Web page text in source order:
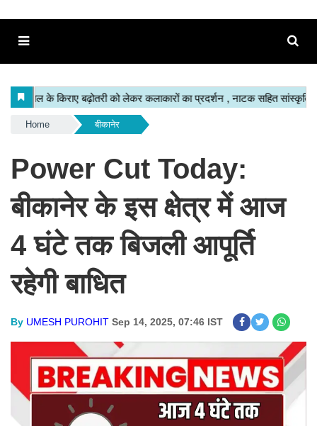
Home बीकानेर
Power Cut Today:
बीकानेर के इस क्षेत्र में आज
4 घंटे तक बिजली आपूर्ति
रहेगी बाधित
By UMESH PUROHIT Sep 14, 2025, 07:46 IST